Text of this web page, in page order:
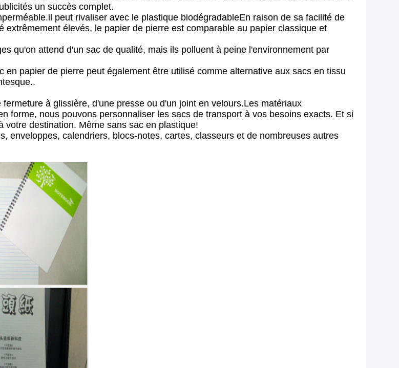
un succès complet.
peut rivaliser avec le plastique biodégradableEn raison de sa facilité de
élevés, le papier de pierre est comparable au papier classique et
qu'on attend d'un sac de qualité, mais ils polluent à peine l'environnement par
papier de pierre peut également être utilisé comme alternative aux sacs en tissu
à glissière, d'une presse ou d'un joint en velours.Les matériaux
forme, nous pouvons personnaliser les sacs de transport à vos besoins exacts. Et si
destination. Même sans sac en plastique!
enveloppes, calendriers, blocs-notes, cartes, classeurs et de nombreuses autres